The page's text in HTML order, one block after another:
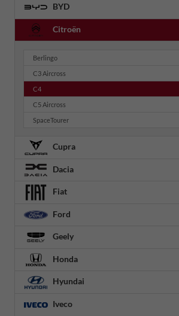
BYD
Citroën
Berlingo
C3 Aircross
C4
C5 Aircross
SpaceTourer
Cupra
Dacia
Fiat
Ford
Geely
Honda
Hyundai
Iveco